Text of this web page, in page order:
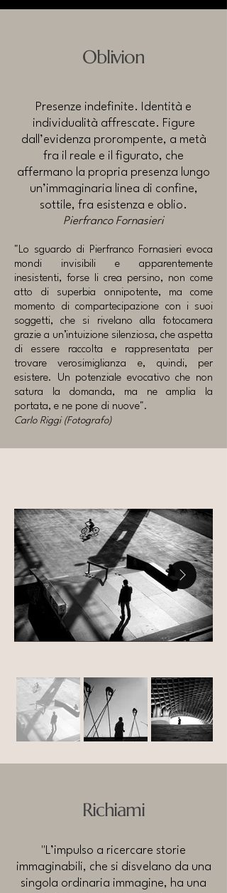
Oblivion
Presenze indefinite. Identità e
individualità affrescate. Figure
dall’evidenza prorompente, a metà
fra il reale e il figurato, che
affermano la propria presenza lungo
un’immaginaria linea di confine,
sottile, fra esistenza e oblio.
Pierfranco Fornasieri
"Lo sguardo di Pierfranco Fornasieri evoca
mondi invisibili e apparentemente
inesistenti, forse li crea persino, non come
atto di superbia onnipotente, ma come
momento di compartecipazione con i suoi
soggetti, che si rivelano alla fotocamera
grazie a un’intuizione silenziosa, che aspetta
di essere raccolta e rappresentata per
trovare verosimiglianza e, quindi, per
esistere. Un potenziale evocativo che non
satura la domanda, ma ne amplia la
portata, e ne pone di nuove".
Carlo Riggi (Fotografo)
Richiami
"L’impulso a ricercare storie
immaginabili, che si disvelano da una
singola ordinaria immagine, ha una